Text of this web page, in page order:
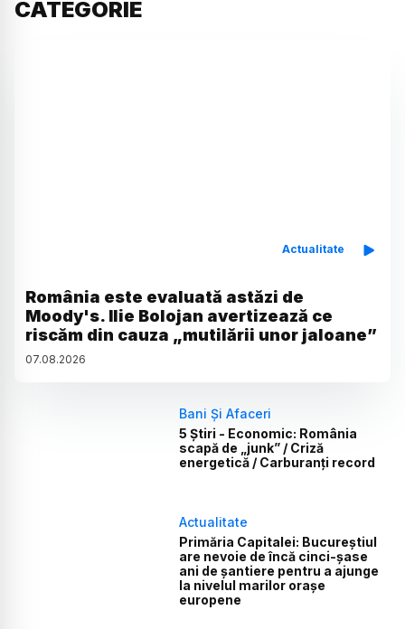
CATEGORIE
Actualitate
România este evaluată astăzi de
Moody's. Ilie Bolojan avertizează ce
riscăm din cauza „mutilării unor jaloane”
07.08.2026
Bani Și Afaceri
5 Știri - Economic: România
scapă de „junk” / Criză
energetică / Carburanți record
Actualitate
Primăria Capitalei: Bucureștiul
are nevoie de încă cinci-șase
ani de șantiere pentru a ajunge
la nivelul marilor orașe
europene